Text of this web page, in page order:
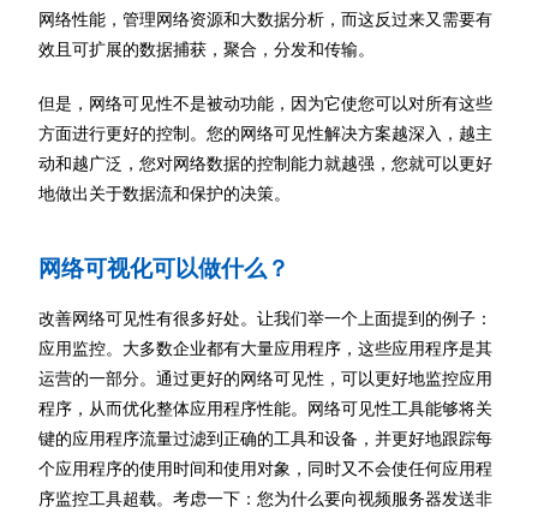
网络性能，管理网络资源和大数据分析，而这反过来又需要有
效且可扩展的数据捕获，聚合，分发和传输。
但是，网络可见性不是被动功能，因为它使您可以对所有这些
方面进行更好的控制。您的网络可见性解决方案越深入，越主
动和越广泛，您对网络数据的控制能力就越强，您就可以更好
地做出关于数据流和保护的决策。
网络可视化可以做什么？
改善网络可见性有很多好处。让我们举一个上面提到的例子：
应用监控。大多数企业都有大量应用程序，这些应用程序是其
运营的一部分。通过更好的网络可见性，可以更好地监控应用
程序，从而优化整体应用程序性能。网络可见性工具能够将关
键的应用程序流量过滤到正确的工具和设备，并更好地跟踪每
个应用程序的使用时间和使用对象，同时又不会使任何应用程
序监控工具超载。考虑一下：您为什么要向视频服务器发送非